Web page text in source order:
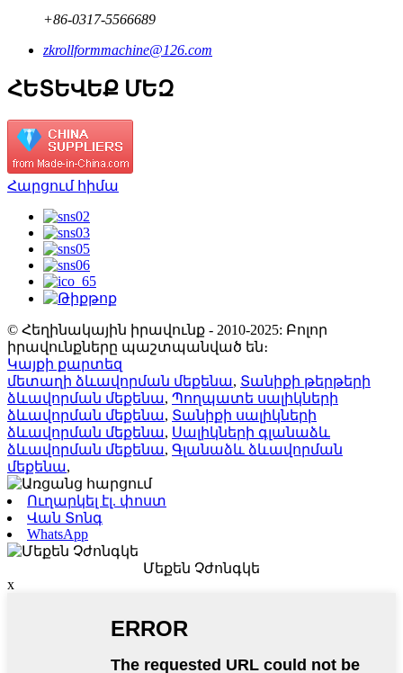
+86-0317-5566689
zkrollformmachine@126.com
ՀԵՏԵՎԵՔ ՄԵԶ
Հարցում հիմա
© Հեղինակային իրավունք - 2010-2025: Բոլոր
իրավունքները պաշտպանված են։
Կայքի քարտեզ
մետաղի ձևավորման մեքենա, Տանիքի թերթերի
ձևավորման մեքենա, Պողպատե սալիկների
ձևավորման մեքենա, Տանիքի սալիկների
ձևավորման մեքենա, Սալիկների գլանաձև
ձևավորման մեքենա, Գլանաձև ձևավորման
մեքենա,
Ուղարկել էլ. փոստ
Վան Տոնգ
WhatsApp
Մեքեն Չժոնգկե
x